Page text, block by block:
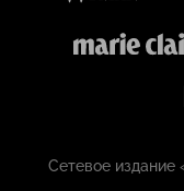
Сетевое издание